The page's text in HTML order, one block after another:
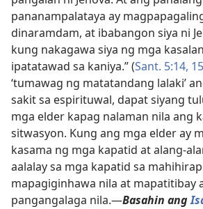
pananampalataya ay
dinaramdam, at ibabangon siya ni
kung nakagawa siya ng mga
ipatatawad sa kaniya.” (Sant. 5:14, 15
‘tumawag ng matatandang lalaki’
sakit sa espirituwal, dapat siyang
mga elder kapag nalaman nila ang
sitwasyon. Kung ang mga elder ay
kasama ng mga kapatid at alang-
aalalay sa mga kapatid sa
mapagiginhawa nila at mapatitibay
pangangalaga nila.—Basahin ang